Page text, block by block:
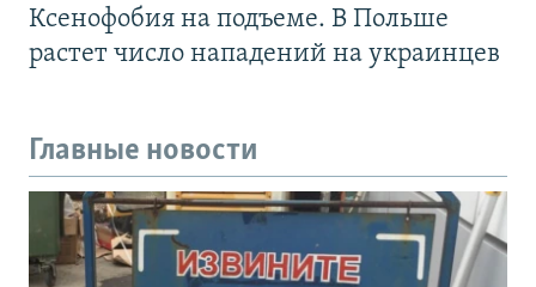
Ксенофобия на подъеме. В Польше
растет число нападений на украинцев
Главные новости